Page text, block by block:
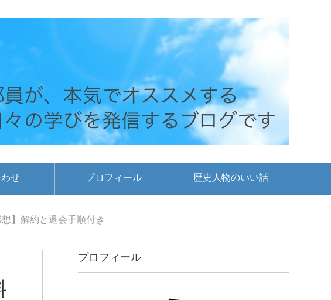
せ プロフィール 歴史人物のいい話
】解約と退会手順付き
プロフィール